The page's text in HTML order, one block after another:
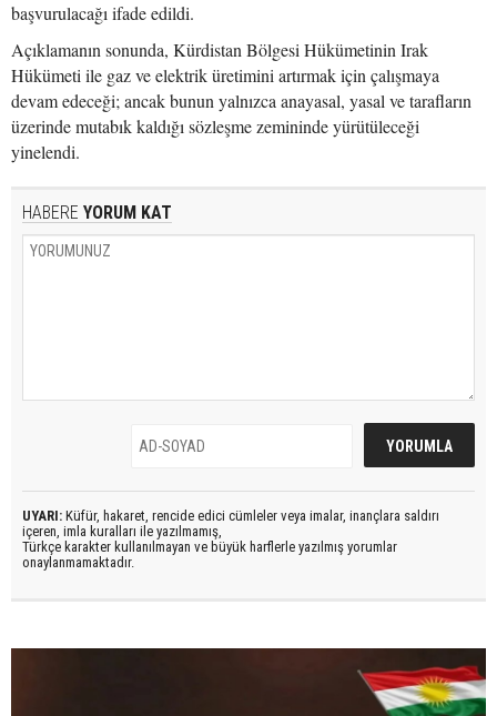
başvurulacağı ifade edildi.
Açıklamanın sonunda, Kürdistan Bölgesi Hükümetinin Irak
Hükümeti ile gaz ve elektrik üretimini artırmak için çalışmaya
devam edeceği; ancak bunun yalnızca anayasal, yasal ve tarafların
üzerinde mutabık kaldığı sözleşme zemininde yürütüleceği
yinelendi.
HABERE YORUM KAT
UYARI: Küfür, hakaret, rencide edici cümleler veya imalar, inançlara saldırı
içeren, imla kuralları ile yazılmamış,
Türkçe karakter kullanılmayan ve büyük harflerle yazılmış yorumlar
onaylanmamaktadır.